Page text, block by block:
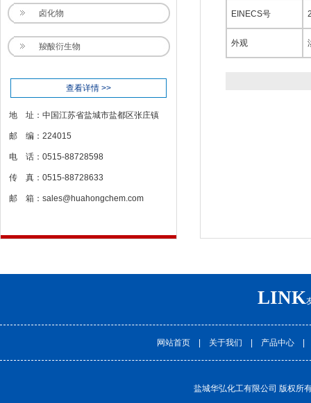
卤化物
羧酸衍生物
查看详情 >>
地 址：中国江苏省盐城市盐都区张庄镇
邮 编：224015
电 话：0515-88728598
传 真：0515-88728633
邮 箱： sales@huahongchem.com
EINECS号
外观
LINK
网站首页 | 关于我们 | 产品中心
盐城华弘化工有限公司 版权所